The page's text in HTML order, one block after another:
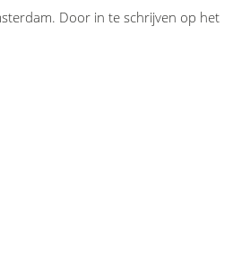
Door in te schrijven op het